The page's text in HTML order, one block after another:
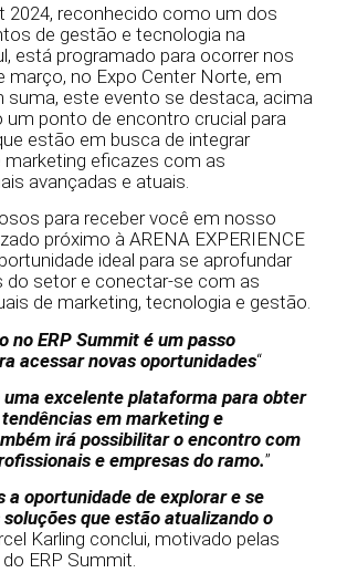
2024, reconhecido como um dos
de gestão e tecnologia na
está programado para ocorrer nos
março, no Expo Center Norte, em
suma, este evento se destaca, acima
um ponto de encontro crucial para
estão em busca de integrar
marketing eficazes com as
avançadas e atuais.
para receber você em nosso
próximo à ARENA EXPERIENCE
ideal para se aprofundar
do setor e conectar-se com as
de marketing, tecnologia e gestão.
no ERP Summit é um passo
acessar novas oportunidades“
uma excelente plataforma para obter
em marketing e
irá possibilitar o encontro com
e empresas do ramo.”
a oportunidade de explorar e se
que estão atualizando o
Karling conclui, motivado pelas
ERP Summit.